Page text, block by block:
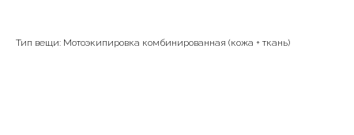
Тип вещи: Мотоэкипировка комбинированная (кожа + ткань)